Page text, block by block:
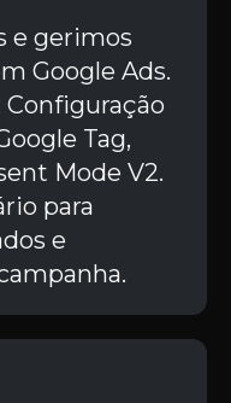
e gerimos
Google Ads.
Tag,
Mode V2.
para
e